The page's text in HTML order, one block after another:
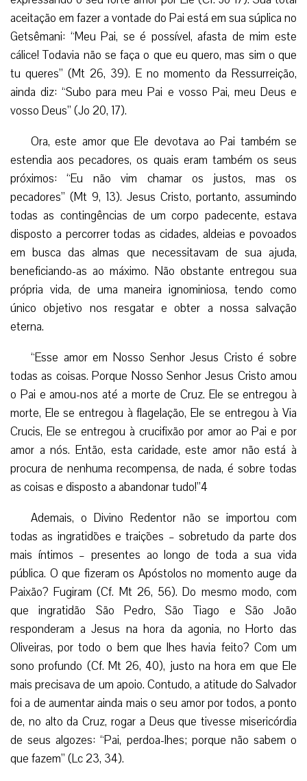
aceitação em fazer a vontade do Pai está em sua súplica no
Getsêmani: “Meu Pai, se é possível, afasta de mim este
cálice! Todavia não se faça o que eu quero, mas sim o que
tu queres” (Mt 26, 39). E no momento da Ressurreição,
ainda diz: “Subo para meu Pai e vosso Pai, meu Deus e
vosso Deus” (Jo 20, 17).
Ora, este amor que Ele devotava ao Pai também se
estendia aos pecadores, os quais eram também os seus
próximos: “Eu não vim chamar os justos, mas os
pecadores” (Mt 9, 13). Jesus Cristo, portanto, assumindo
todas as contingências de um corpo padecente, estava
disposto a percorrer todas as cidades, aldeias e povoados
em busca das almas que necessitavam de sua ajuda,
beneficiando-as ao máximo. Não obstante entregou sua
própria vida, de uma maneira ignominiosa, tendo como
único objetivo nos resgatar e obter a nossa salvação
eterna.
“Esse amor em Nosso Senhor Jesus Cristo é sobre
todas as coisas. Porque Nosso Senhor Jesus Cristo amou
o Pai e amou-nos até a morte de Cruz. Ele se entregou à
morte, Ele se entregou à flagelação, Ele se entregou à Via
Crucis, Ele se entregou à crucifixão por amor ao Pai e por
amor a nós. Então, esta caridade, este amor não está à
procura de nenhuma recompensa, de nada, é sobre todas
as coisas e disposto a abandonar tudo!”4
Ademais, o Divino Redentor não se importou com
todas as ingratidões e traições – sobretudo da parte dos
mais íntimos – presentes ao longo de toda a sua vida
pública. O que fizeram os Apóstolos no momento auge da
Paixão? Fugiram (Cf. Mt 26, 56). Do mesmo modo, com
que ingratidão São Pedro, São Tiago e São João
responderam a Jesus na hora da agonia, no Horto das
Oliveiras, por todo o bem que lhes havia feito? Com um
sono profundo (Cf. Mt 26, 40), justo na hora em que Ele
mais precisava de um apoio. Contudo, a atitude do Salvador
foi a de aumentar ainda mais o seu amor por todos, a ponto
de, no alto da Cruz, rogar a Deus que tivesse misericórdia
de seus algozes: “Pai, perdoa-lhes; porque não sabem o
que fazem” (Lc 23, 34).